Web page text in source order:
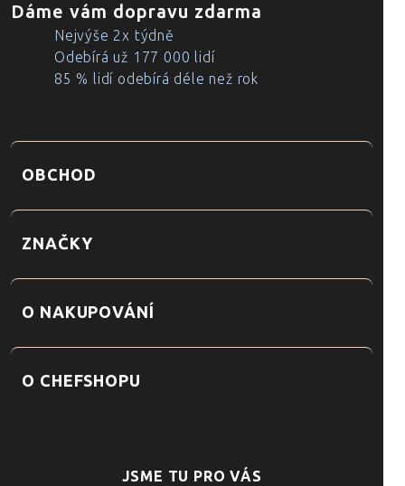
Dáme vám dopravu zdarma
Nejvýše 2x týdně
Odebírá už 177 000 lidí
85 % lidí odebírá déle než rok
OBCHOD
ZNAČKY
O NAKUPOVÁNÍ
O CHEFSHOPU
JSME TU PRO VÁS